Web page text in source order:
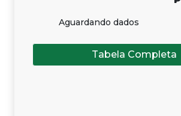
Aguardando dados
Tabela Completa